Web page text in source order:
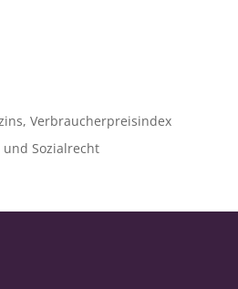
Verbraucherpreisindex
Sozialrecht